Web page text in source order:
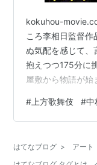
kokuhou-
ころ李相日監督作
ぬ気配を感じて、
抱えつつ175分に
屋敷から物語が始
讐は未遂に終わり
る。こういうとこ
に至るまでの圧巻
# 上方歌舞伎 #中
はてなブログ > アート